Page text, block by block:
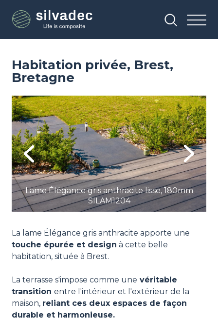
contenu
Habitation privée, Brest,
Bretagne
Previous
Image
Lame Élégance gris anthracite lisse, 180mm
SILAM1204
Next
La lame Élégance gris anthracite apporte une
touche épurée et design à cette belle
habitation, située à Brest.
La terrasse s'impose comme une véritable
transition entre l'intérieur et l'extérieur de la
maison, reliant ces deux espaces de façon
durable et harmonieuse.